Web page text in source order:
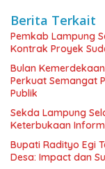
Berita Terkait
Pemkab Lampung
Kontrak Proyek
Bulan
Perkuat Semangat
Publik
Sekda Lampung
Keterbukaan
Bupati Radityo Egi
Desa: Impact dan